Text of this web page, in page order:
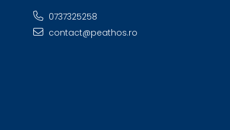
0737325258
contact@peathos.ro